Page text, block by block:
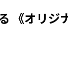
《オリジ